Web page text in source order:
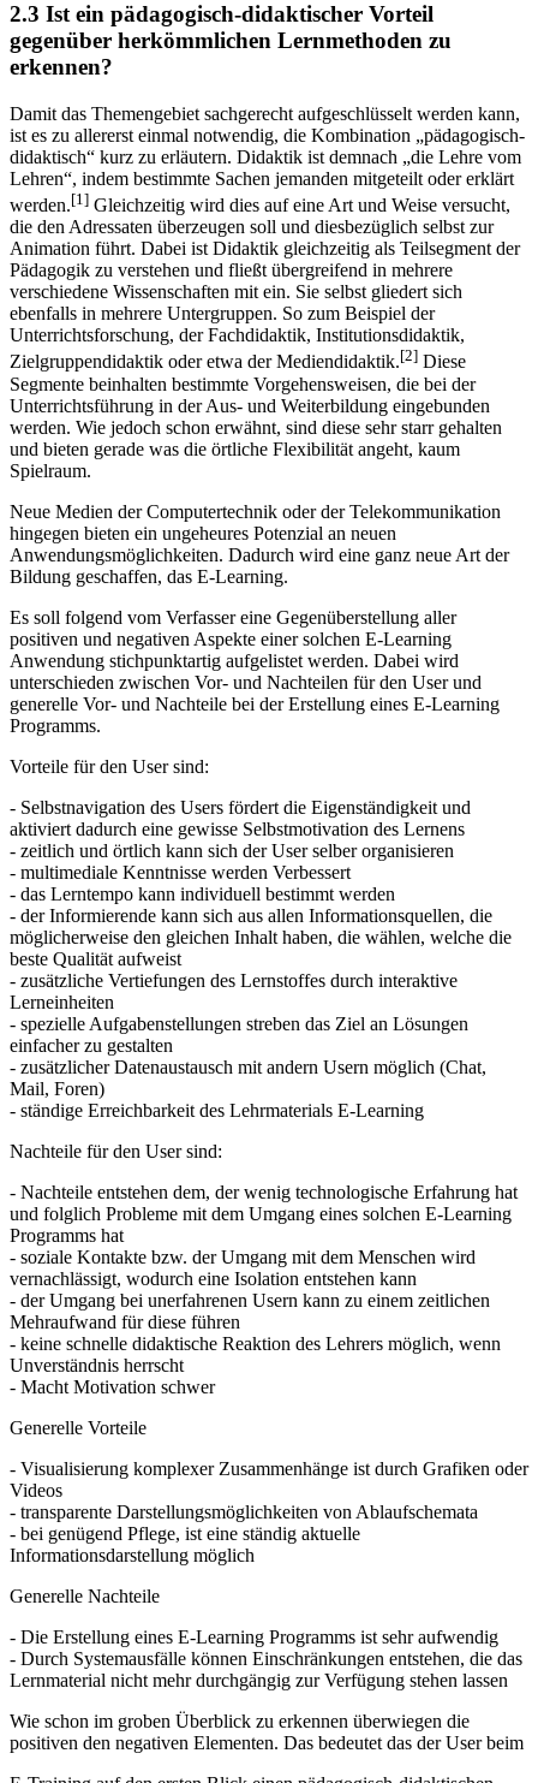
2.3 Ist ein pädagogisch-didaktischer Vorteil
gegenüber herkömmlichen Lernmethoden zu
erkennen?
Damit das Themengebiet sachgerecht aufgeschlüsselt werden kann,
ist es zu allererst einmal notwendig, die Kombination „pädagogisch-
didaktisch“ kurz zu erläutern. Didaktik ist demnach „die Lehre vom
Lehren“, indem bestimmte Sachen jemanden mitgeteilt oder erklärt
werden.[1] Gleichzeitig wird dies auf eine Art und Weise versucht,
die den Adressaten überzeugen soll und diesbezüglich selbst zur
Animation führt. Dabei ist Didaktik gleichzeitig als Teilsegment der
Pädagogik zu verstehen und fließt übergreifend in mehrere
verschiedene Wissenschaften mit ein. Sie selbst gliedert sich
ebenfalls in mehrere Untergruppen. So zum Beispiel der
Unterrichtsforschung, der Fachdidaktik, Institutionsdidaktik,
Zielgruppendidaktik oder etwa der Mediendidaktik.[2] Diese
Segmente beinhalten bestimmte Vorgehensweisen, die bei der
Unterrichtsführung in der Aus- und Weiterbildung eingebunden
werden. Wie jedoch schon erwähnt, sind diese sehr starr gehalten
und bieten gerade was die örtliche Flexibilität angeht, kaum
Spielraum.
Neue Medien der Computertechnik oder der Telekommunikation
hingegen bieten ein ungeheures Potenzial an neuen
Anwendungsmöglichkeiten. Dadurch wird eine ganz neue Art der
Bildung geschaffen, das E-Learning.
Es soll folgend vom Verfasser eine Gegenüberstellung aller
positiven und negativen Aspekte einer solchen E-Learning
Anwendung stichpunktartig aufgelistet werden. Dabei wird
unterschieden zwischen Vor- und Nachteilen für den User und
generelle Vor- und Nachteile bei der Erstellung eines E-Learning
Programms.
Vorteile für den User sind:
- Selbstnavigation des Users fördert die Eigenständigkeit und
aktiviert dadurch eine gewisse Selbstmotivation des Lernens
- zeitlich und örtlich kann sich der User selber organisieren
- multimediale Kenntnisse werden Verbessert
- das Lerntempo kann individuell bestimmt werden
- der Informierende kann sich aus allen Informationsquellen, die
möglicherweise den gleichen Inhalt haben, die wählen, welche die
beste Qualität aufweist
- zusätzliche Vertiefungen des Lernstoffes durch interaktive
Lerneinheiten
- spezielle Aufgabenstellungen streben das Ziel an Lösungen
einfacher zu gestalten
- zusätzlicher Datenaustausch mit andern Usern möglich (Chat,
Mail, Foren)
- ständige Erreichbarkeit des Lehrmaterials E-Learning
Nachteile für den User sind:
- Nachteile entstehen dem, der wenig technologische Erfahrung hat
und folglich Probleme mit dem Umgang eines solchen E-Learning
Programms hat
- soziale Kontakte bzw. der Umgang mit dem Menschen wird
vernachlässigt, wodurch eine Isolation entstehen kann
- der Umgang bei unerfahrenen Usern kann zu einem zeitlichen
Mehraufwand für diese führen
- keine schnelle didaktische Reaktion des Lehrers möglich, wenn
Unverständnis herrscht
- Macht Motivation schwer
Generelle Vorteile
- Visualisierung komplexer Zusammenhänge ist durch Grafiken oder
Videos
- transparente Darstellungsmöglichkeiten von Ablaufschemata
- bei genügend Pflege, ist eine ständig aktuelle
Informationsdarstellung möglich
Generelle Nachteile
- Die Erstellung eines E-Learning Programms ist sehr aufwendig
- Durch Systemausfälle können Einschränkungen entstehen, die das
Lernmaterial nicht mehr durchgängig zur Verfügung stehen lassen
Wie schon im groben Überblick zu erkennen überwiegen die
positiven den negativen Elementen. Das bedeutet das der User beim